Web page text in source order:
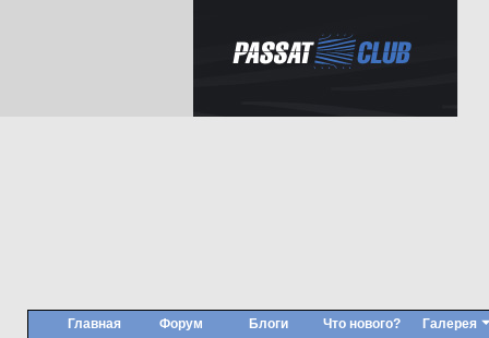
Главная Форум Блоги Что нового? Галерея